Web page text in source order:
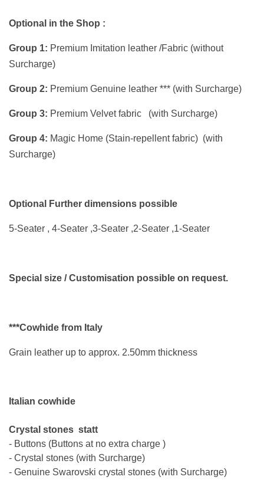
Optional in the Shop :
Group 1: Premium Imitation leather /Fabric (without
Surcharge)
Group 2: Premium Genuine leather *** (with Surcharge)
Group 3: Premium Velvet fabric (with Surcharge)
Group 4: Magic Home (Stain-repellent fabric) (with
Surcharge)
Optional Further dimensions possible
5-Seater , 4-Seater ,3-Seater ,2-Seater ,1-Seater
Special size / Customisation possible on request.
***Cowhide from Italy
Grain leather up to approx. 2.50mm thickness
Italian cowhide
Crystal stones statt
- Buttons (Buttons at no extra charge )
- Crystal stones (with Surcharge)
- Genuine Swarovski crystal stones (with Surcharge)